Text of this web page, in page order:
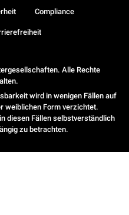
Alle Rechte
wird in wenigen Fällen auf
weiblichen Form verzichtet.
diesen Fällen selbstverständlich
zu betrachten.
Compliance